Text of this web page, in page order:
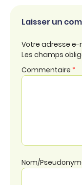
Laisser un
Votre adresse
Les champs
Commentaire *
Nom/